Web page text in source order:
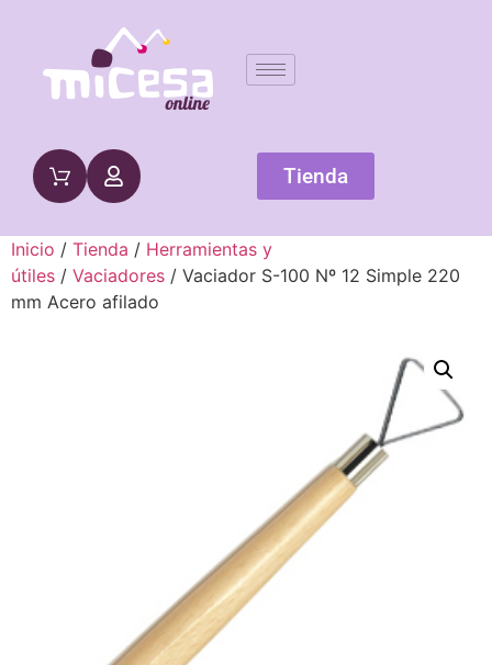
Tienda
Inicio / Tienda / Herramientas y
útiles / Vaciadores / Vaciador S-100 Nº 12 Simple 220
mm Acero afilado